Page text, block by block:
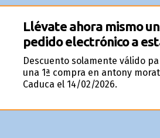
Llévate ahora mismo
pedido electrónico a
Descuento solamente válido
una 1ª compra en antony
Caduca el 14/02/2026.